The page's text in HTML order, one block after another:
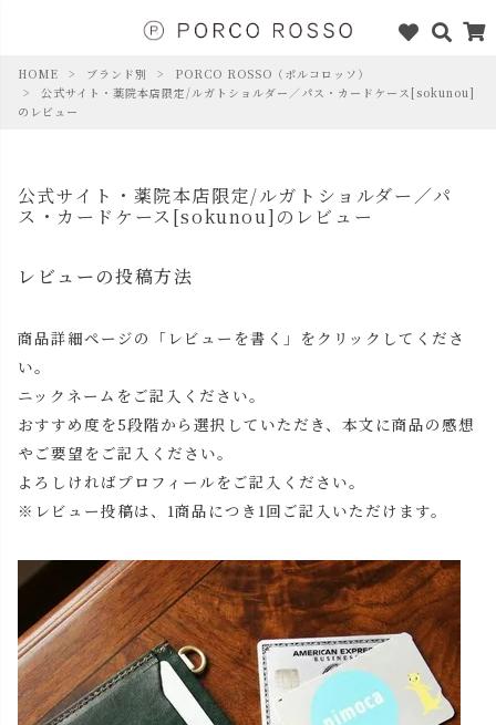
HOME ブランド別
PORCO ROSSO（ポルコロッソ）
公式サイト・薬院本店限定/ルガトショルダー／パス・カードケース[sokunou]
のレビュー
公式サイト・薬院本店限定/ルガトショルダー／パ
ス・カードケース[sokunou]のレビュー
レビューの投稿方法
商品詳細ページの「レビューを書く」をクリックしてくださ
い。
ニックネームをご記入ください。
おすすめ度を5段階から選択していただき、本文に商品の感想
やご要望をご記入ください。
よろしければプロフィールをご記入ください。
※レビュー投稿は、1商品につき1回ご記入いただけます。